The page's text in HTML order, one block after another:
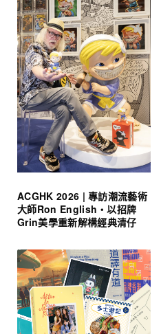
ACGHK 2026 | 專訪潮流藝術
大師Ron English・以招牌
Grin美學重新解構經典清仔